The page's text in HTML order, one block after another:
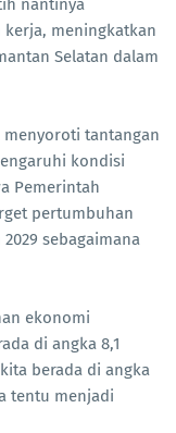
nantinya
meningkatkan
Selatan dalam
menyoroti tantangan
kondisi
Pemerintah
pertumbuhan
sebagaimana
ekonomi
di angka 8,1
berada di angka
tentu menjadi